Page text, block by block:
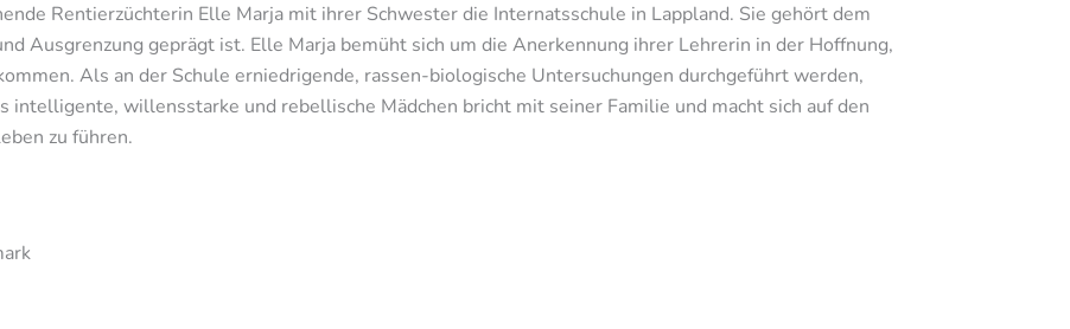
Rentierzüchterin Elle Marja mit ihrer Schwester die Internatsschule in Lappland. Sie gehört dem
Ausgrenzung geprägt ist. Elle Marja bemüht sich um die Anerkennung ihrer Lehrerin in der Hoffnung,
Als an der Schule erniedrigende, rassen-biologische Untersuchungen durchgeführt werden,
intelligente, willensstarke und rebellische Mädchen bricht mit seiner Familie und macht sich auf den
zu führen.